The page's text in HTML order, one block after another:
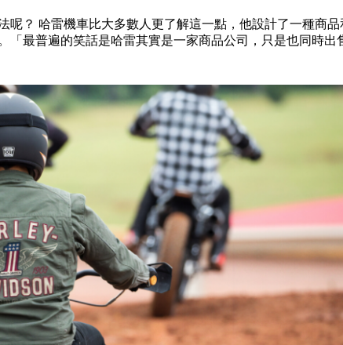
？ 哈雷機車比大多數人更了解這一點，他設計了一種商
最普遍的笑話是哈雷其實是一家商品公司，只是也同時